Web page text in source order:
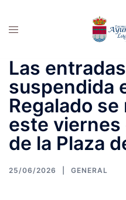
Las
suspendida
Regalado
este viernes
de la Plaza
25/06/2026 GENERAL